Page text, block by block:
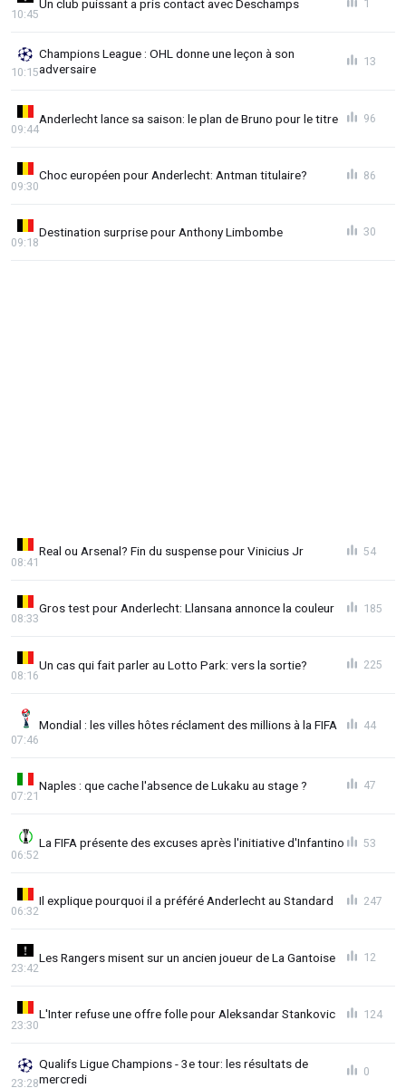
Un club puissant a pris contact avec Deschamps
10:45
1
Champions League : OHL donne une leçon à son
adversaire
10:15
13
Anderlecht lance sa saison: le plan de Bruno pour le titre
09:44
96
Choc européen pour Anderlecht: Antman titulaire?
09:30
86
Destination surprise pour Anthony Limbombe
09:18
30
Real ou Arsenal? Fin du suspense pour Vinicius Jr
08:41
54
Gros test pour Anderlecht: Llansana annonce la couleur
08:33
185
Un cas qui fait parler au Lotto Park: vers la sortie?
08:16
225
Mondial : les villes hôtes réclament des millions à la FIFA
07:46
44
Naples : que cache l'absence de Lukaku au stage ?
07:21
47
La FIFA présente des excuses après l'initiative d'Infantino
06:52
53
Il explique pourquoi il a préféré Anderlecht au Standard
06:32
247
Les Rangers misent sur un ancien joueur de La Gantoise
23:42
12
L'Inter refuse une offre folle pour Aleksandar Stankovic
23:30
124
Qualifs Ligue Champions - 3e tour: les résultats de
mercredi
23:28
0